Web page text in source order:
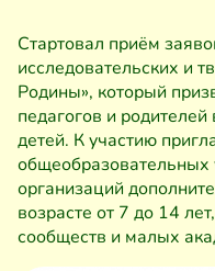
Стартовал приём
исследовательских и
Родины», который
педагогов и
детей. К участию
общеобразовательных
организаций
возрасте от 7 до 14
сообществ и малых